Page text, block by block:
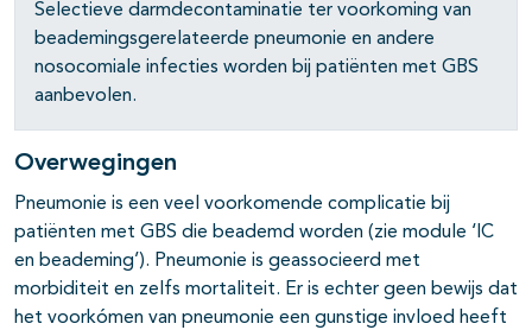
open- en dichtklappen
open- en dichtklappen
Selectieve darmdecontaminatie ter voorkoming van
beademingsgerelateerde pneumonie en andere
nosocomiale infecties worden bij patiënten met GBS
aanbevolen.
Overwegingen
Pneumonie is een veel voorkomende complicatie bij
patiënten met GBS die beademd worden (zie module ‘IC
en beademing’). Pneumonie is geassocieerd met
morbiditeit en zelfs mortaliteit. Er is echter geen bewijs dat
het voorkómen van pneumonie een gunstige invloed heeft